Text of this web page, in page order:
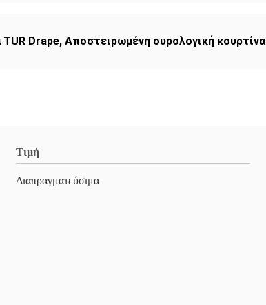
Drape, Αποστειρωμένη ουρολογική κουρτίνα
Τιμή
Διαπραγματεύσιμα